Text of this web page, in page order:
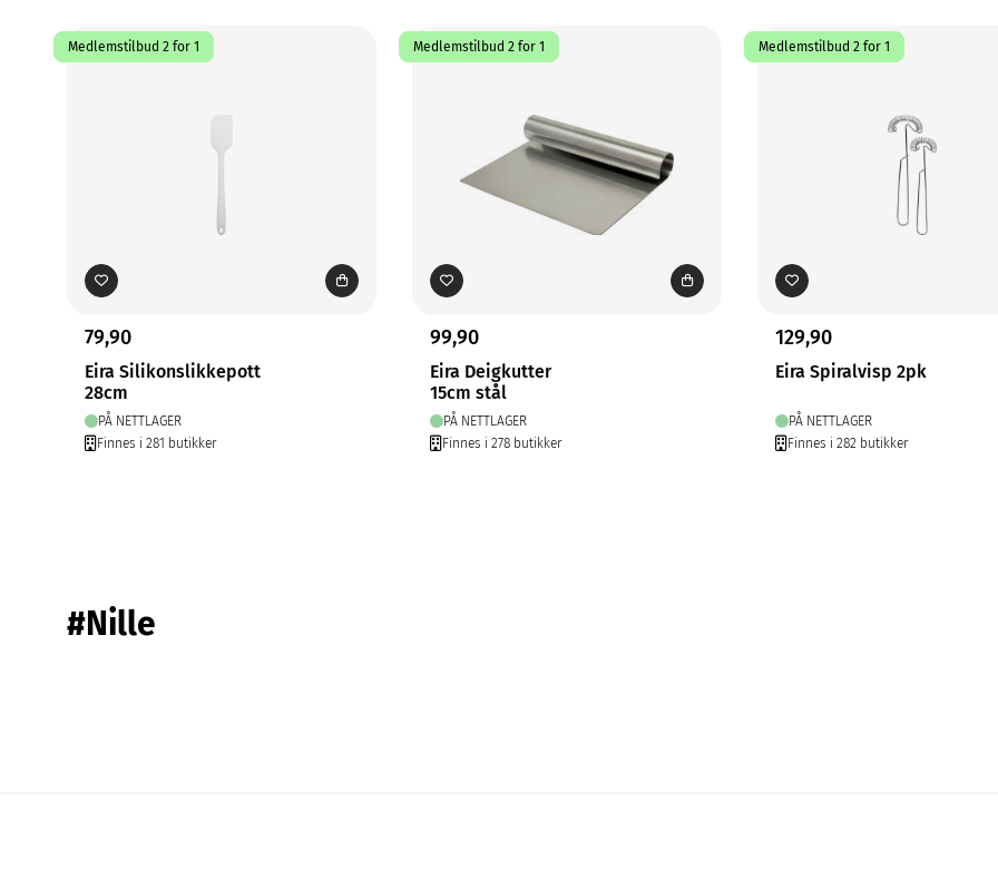
Medlemstilbud 2 for 1
79,90
Eira Silikonslikkepott
28cm
PÅ NETTLAGER
Finnes i 281 butikker
Medlemstilbud 2 for 1
99,90
Eira Deigkutter
15cm stål
PÅ NETTLAGER
Finnes i 278 butikker
Medlemstilbud 2 for 1
129,90
Eira Spiralvisp 2pk
PÅ NETTLAGER
Finnes i 282 butikker
#Nille